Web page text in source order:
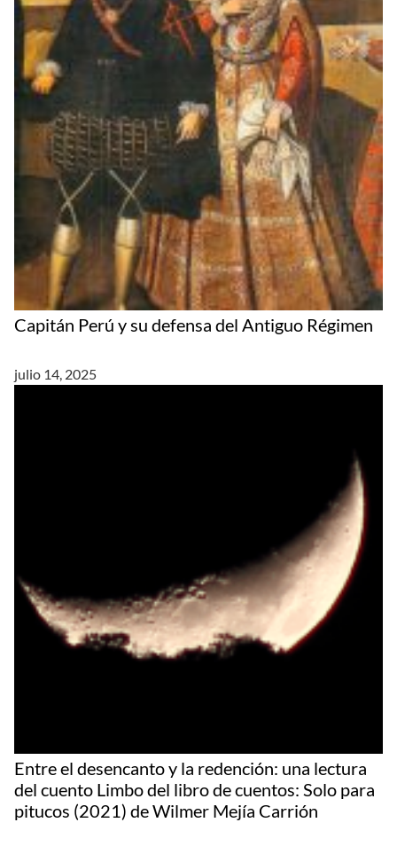
Capitán Perú y su defensa del Antiguo Régimen
julio 14, 2025
Entre el desencanto y la redención: una lectura
del cuento Limbo del libro de cuentos: Solo para
pitucos (2021) de Wilmer Mejía Carrión